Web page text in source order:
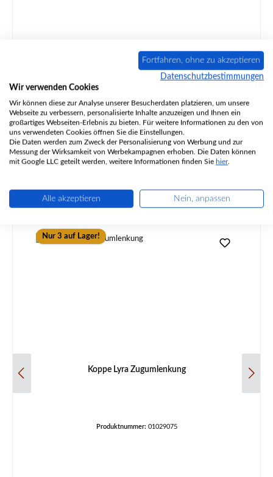
Koppe Lyra Sichtscheibe
Produktnummer: 01029072
Nur 3 auf Lager!
Koppe Lyra Zugumlenkung
Produktnummer: 01029075
Fortfahren, ohne zu akzeptieren
Datenschutzbestimmungen
Wir verwenden Cookies
Wir können diese zur Analyse unserer Besucherdaten platzieren, um unsere
Webseite zu verbessern, personalisierte Inhalte anzuzeigen und Ihnen ein
großartiges Webseiten-Erlebnis zu bieten. Für weitere Informationen zu den von
uns verwendeten Cookies öffnen Sie die Einstellungen.
Die Daten werden zum Zweck der Personalisierung von Werbung und zur
Messung der Wirksamkeit von Werbekampagnen erhoben. Die Daten können
mit Google LLC geteilt werden, weitere Informationen finden Sie hier.
Alle akzeptieren Nein, anpassen